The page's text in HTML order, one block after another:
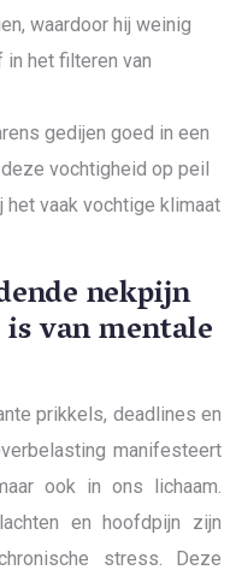
waardoor hij weinig
het filteren van
gedijen goed in een
vochtigheid op peil
vaak vochtige klimaat
nekpijn
van mentale
prikkels, deadlines en
manifesteert
ook in ons lichaam.
en hoofdpijn zijn
stress. Deze